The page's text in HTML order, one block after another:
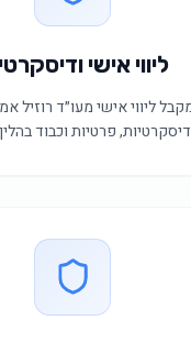
ליווי אישי
ליווי אישי מעו״ד רוזיל
פרטיות וכבוד